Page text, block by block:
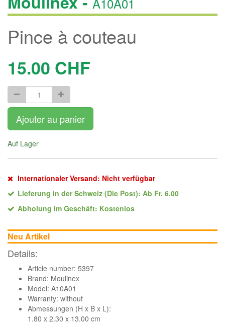
Pince à couteau
15.00 CHF
Ajouter au panier
Auf Lager
Internationaler Versand: Nicht verfügbar
Lieferung in der Schweiz (Die Post): Ab Fr. 6.00
Abholung im Geschäft: Kostenlos
Neu Artikel
Details:
Article number: 5397
Brand: Moulinex
Model: A10A01
Warranty: without
Abmessungen (H x B x L):
1.80 x 2.30 x 13.00 cm